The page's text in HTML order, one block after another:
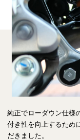
純正でローダウン仕様
付き性を向上するため
だきました。